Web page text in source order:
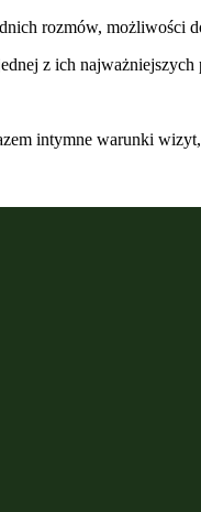
rozmów, możliwości
z ich najważniejszych
intymne warunki